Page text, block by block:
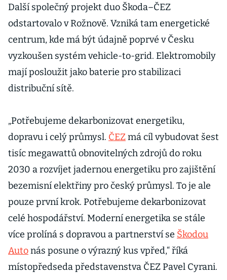
Další společný projekt duo Škoda–ČEZ
odstartovalo v Rožnově. Vzniká tam energetické
centrum, kde má být údajně poprvé v Česku
vyzkoušen systém vehicle-to-grid. Elektromobily
mají posloužit jako baterie pro stabilizaci
distribuční sítě.
„Potřebujeme dekarbonizovat energetiku,
dopravu i celý průmysl. ČEZmá cíl vybudovat šest
tisíc megawattů obnovitelných zdrojů do roku
2030 a rozvíjet jadernou energetiku pro zajištění
bezemisní elektřiny pro český průmysl. To je ale
pouze první krok. Potřebujeme dekarbonizovat
celé hospodářství. Moderní energetika se stále
více prolíná s dopravou a partnerství se Škodou
Autonás posune o výrazný kus vpřed,“ říká
místopředseda představenstva ČEZ Pavel Cyrani.